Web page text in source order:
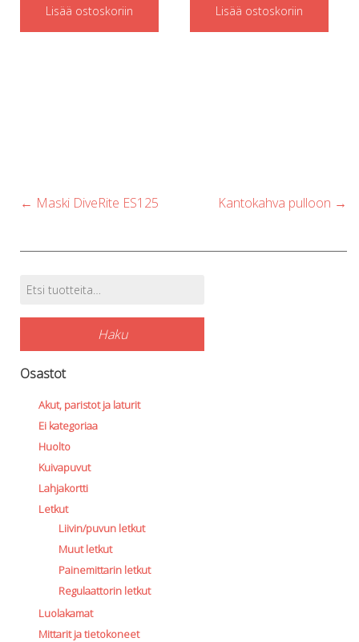
Lisää ostoskoriin Lisää ostoskoriin
Post
← Maski DiveRite ES125 Kantokahva pulloon →
Tuotehaku
Etsi:
Haku
Osastot
Akut, paristot ja laturit
Ei kategoriaa
Huolto
Kuivapuvut
Lahjakortti
Letkut
Liivin/puvun letkut
Muut letkut
Painemittarin letkut
Regulaattorin letkut
Luolakamat
Mittarit ja tietokoneet